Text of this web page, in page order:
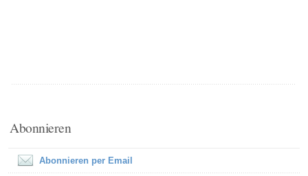
Abonnieren
Abonnieren per Email